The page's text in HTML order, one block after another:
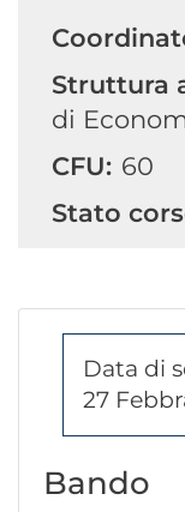
Struttura
di
CFU: 60
Stato
Data di
27
Bando